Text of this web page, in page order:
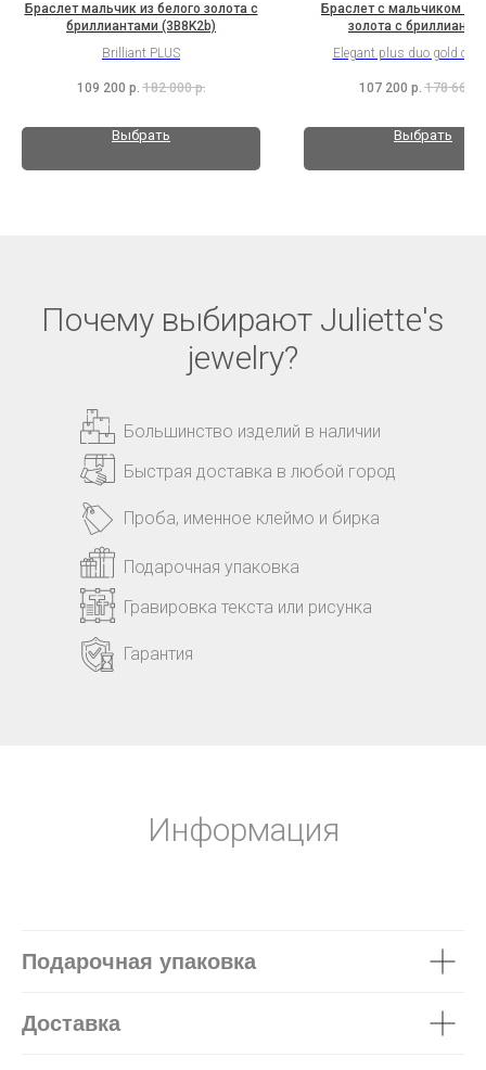
Браслет мальчик из белого золота с
бриллиантами (3B8K2b)
Brilliant PLUS
109 200 р. 182 000 р.
Выбрать
Браслет с мальчиком из
золота с
(3H5B12ShK2b)
Elegant plus duo gold
107 200 р. 178 667
Выбрать
Почему выбирают Juliette's
jewelry?
Большинство изделий в наличии
Быстрая доставка в любой город
Подарочная упаковка
Гравировка текста или рисунка
Проба, именное клеймо и бирка
Гарантия
Информация
Подарочная упаковка
Доставка